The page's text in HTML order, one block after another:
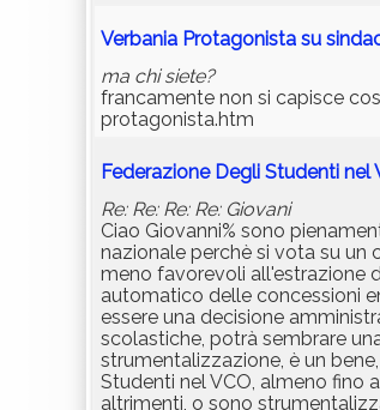
Verbania Protagonista su
ma chi siete?
francamente non si capisce
protagonista.htm
Federazione Degli Studenti
Re: Re: Re: Re: Giovani
Ciao Giovanni% sono
nazionale perchè si vota su un
meno favorevoli all'estrazione
automatico delle concessioni
essere una decisione
scolastiche, potrà sembrare
strumentalizzazione, è un
Studenti nel VCO, almeno fino
altrimenti, o sono